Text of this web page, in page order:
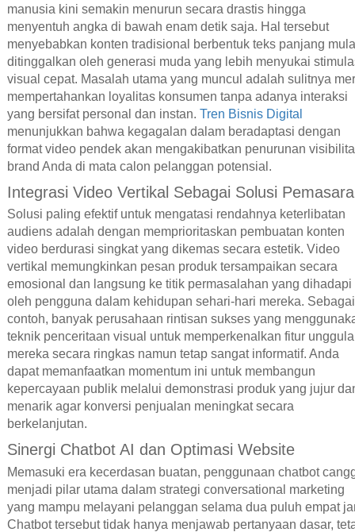
manusia kini semakin menurun secara drastis hingga
menyentuh angka di bawah enam detik saja. Hal tersebut
menyebabkan konten tradisional berbentuk teks panjang
ditinggalkan oleh generasi muda yang lebih menyukai
visual cepat. Masalah utama yang muncul adalah sulitnya
mempertahankan loyalitas konsumen tanpa adanya interaksi
yang bersifat personal dan instan. Tren Bisnis Digital
menunjukkan bahwa kegagalan dalam beradaptasi dengan
format video pendek akan mengakibatkan penurunan
brand Anda di mata calon pelanggan potensial.
Integrasi Video Vertikal Sebagai Solusi
Solusi paling efektif untuk mengatasi rendahnya keterlibatan
audiens adalah dengan memprioritaskan pembuatan konten
video berdurasi singkat yang dikemas secara estetik. Video
vertikal memungkinkan pesan produk tersampaikan secara
emosional dan langsung ke titik permasalahan yang dihadapi
oleh pengguna dalam kehidupan sehari-hari mereka. Sebagai
contoh, banyak perusahaan rintisan sukses yang
teknik penceritaan visual untuk memperkenalkan fitur
mereka secara ringkas namun tetap sangat informatif. Anda
dapat memanfaatkan momentum ini untuk membangun
kepercayaan publik melalui demonstrasi produk yang jujur
menarik agar konversi penjualan meningkat secara
berkelanjutan.
Sinergi Chatbot AI dan Optimasi Website
Memasuki era kecerdasan buatan, penggunaan chatbot
menjadi pilar utama dalam strategi conversational marketing
yang mampu melayani pelanggan selama dua puluh empat
Chatbot tersebut tidak hanya menjawab pertanyaan dasar,